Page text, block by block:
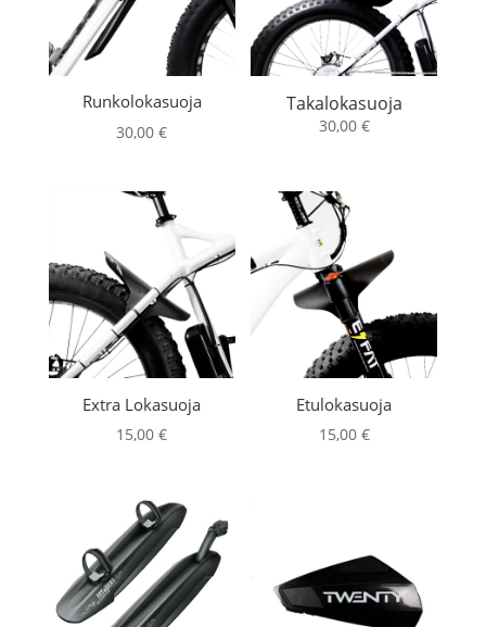
Runkolokasuoja
30,00€
Takalokasuoja
30,00 €
Extra Lokasuoja
15,00€
Etulokasuoja
15,00 €